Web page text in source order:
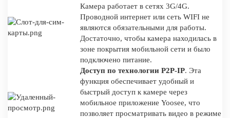
Камера работает в сетях 3G/4G.
Проводной интернет или сеть WIFI не
являются обязательными для работы.
Достаточно, чтобы камера находилась в
зоне покрытия мобильной сети и было
подключено питание.
Доступ по технологии P2P-IP. Эта
функция обеспечивает удобный и
быстрый доступ к камере через
мобильное приложение Yoosee, что
позволяет просматривать видео в режиме